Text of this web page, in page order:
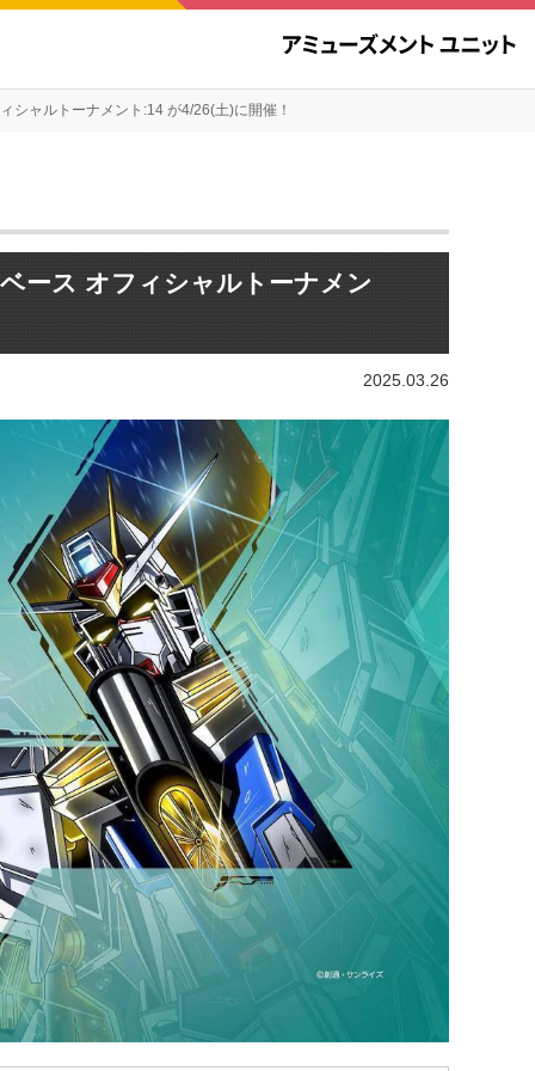
シャルトーナメント:14 が4/26(土)に開催！
ース オフィシャルトーナメン
2025.03.26